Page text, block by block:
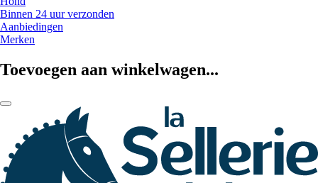
Binnen 24 uur verzonden
Aanbiedingen
Merken
Toevoegen aan winkelwagen...